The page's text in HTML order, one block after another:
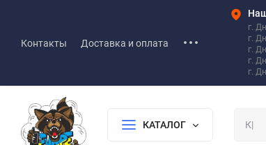
Контакты Доставка и оплата
г.
г.
г.
г.
г.
КАТАЛОГ